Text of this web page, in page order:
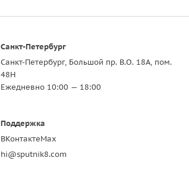
Санкт-Петербург
Санкт-Петербург, Большой пр. В.О. 18A, пом.
48Н
Ежедневно 10:00 — 18:00
Поддержка
ВКонтактеMax
hi@sputnik8.com